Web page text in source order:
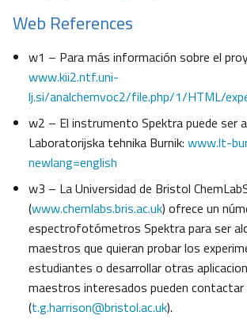
Web References
w1 – Para más información sobre el
www.kii2.ntf.uni-
lj.si/analchemvoc2/file.php/1/HTML/
w2 – El instrumento Spektra puede ser
Laboratorijska tehnika Burnik: www.lt-
newlang=english
w3 – La Universidad de Bristol
(www.chemlabs.bris.ac.uk) ofrece un
espectrofotómetros Spektra para ser
maestros que quieran probar los
estudiantes o desarrollar otras
maestros interesados pueden contactar
(t.g.harrison@bristol.ac.uk).